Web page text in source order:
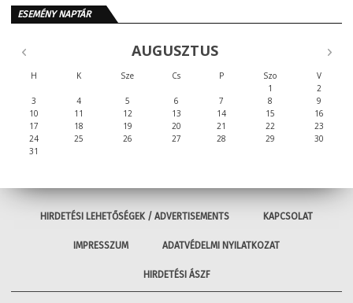
ESEMÉNY NAPTÁR
AUGUSZTUS
H K Sze Cs P Szo
V
1
2
3
4 5 6 7 8
9
10
11 12 13 14 15
16
17
18 19 20 21 22
23
24
25 26 27 28 29
30
31
HIRDETÉSI LEHETŐSÉGEK / ADVERTISEMENTS KAPCSOLAT
IMPRESSZUM ADATVÉDELMI NYILATKOZAT
HIRDETÉSI ÁSZF